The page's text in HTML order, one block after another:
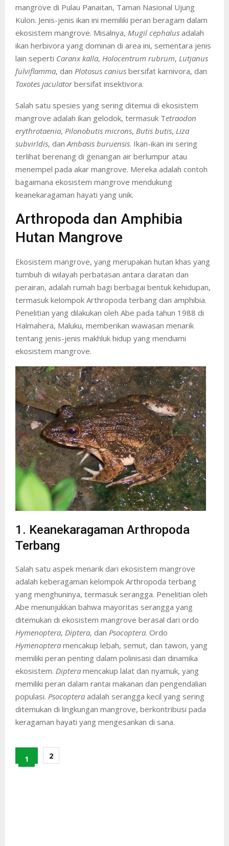
mangrove di Pulau Panaitan, Taman Nasional Ujung
Kulon. Jenis-jenis ikan ini memiliki peran beragam dalam
ekosistem mangrove. Misalnya, Mugil cephalus adalah
ikan herbivora yang dominan di area ini, sementara jenis
lain seperti Caranx kalla, Holocentrum rubrum, Lutjanus
fulviflamma, dan Plotosus canius bersifat karnivora, dan
Toxotes jaculatorbersifat insektivora.
Salah satu spesies yang sering ditemui di ekosistem
mangrove adalah ikan gelodok, termasuk Tetraodon
erythrotaenia, Pilonobutis microns, Butis butis, Liza
subvirldis, dan Ambasis buruensis. Ikan-ikan ini sering
terlihat berenang di genangan air berlumpur atau
menempel pada akar mangrove. Mereka adalah contoh
bagaimana ekosistem mangrove mendukung
keanekaragaman hayati yang unik.
Arthropoda dan Amphibia
Hutan Mangrove
Ekosistem mangrove, yang merupakan hutan khas yang
tumbuh di wilayah perbatasan antara daratan dan
perairan, adalah rumah bagi berbagai bentuk kehidupan,
termasuk kelompok Arthropoda terbang dan amphibia.
Penelitian yang dilakukan oleh Abe pada tahun 1988 di
Halmahera, Maluku, memberikan wawasan menarik
tentang jenis-jenis makhluk hidup yang mendiami
ekosistem mangrove.
1. Keanekaragaman Arthropoda
Terbang
Salah satu aspek menarik dari ekosistem mangrove
adalah keberagaman kelompok Arthropoda terbang
yang menghuninya, termasuk serangga. Penelitian oleh
Abe menunjukkan bahwa mayoritas serangga yang
ditemukan di ekosistem mangrove berasal dari ordo
Hymenoptera, Diptera, dan Psocoptera. Ordo
Hymenoptera mencakup lebah, semut, dan tawon, yang
memiliki peran penting dalam polinisasi dan dinamika
ekosistem. Diptera mencakup lalat dan nyamuk, yang
memiliki peran dalam rantai makanan dan pengendalian
populasi. Psocoptera adalah serangga kecil yang sering
ditemukan di lingkungan mangrove, berkontribusi pada
keragaman hayati yang mengesankan di sana.
1 2